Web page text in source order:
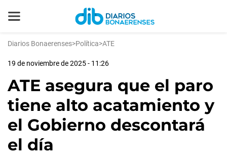
Diarios Bonaerenses>Política>ATE
19 de noviembre de 2025 - 11:26
ATE asegura que el paro
tiene alto acatamiento y
el Gobierno descontará
el día